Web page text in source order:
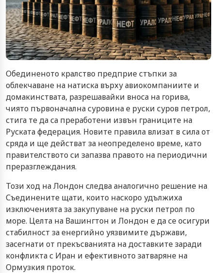
Обединеното кралство предприе стъпки за
облекчаване на натиска върху авиокомпаниите и
домакинствата, разрешавайки вноса на горива,
чиято първоначална суровина е руски суров петрол,
стига те да са преработени извън границите на
Руската федерация. Новите правила влизат в сила от
сряда и ще действат за неопределено време, като
правителството си запазва правото на периодични
преразглеждания.
Този ход на Лондон следва аналогично решение на
Съединените щати, които наскоро удължиха
изключенията за закупуване на руски петрол по
море. Целта на Вашингтон и Лондон е да се осигури
стабилност за енергийно уязвимите държави,
засегнати от прекъсванията на доставките заради
конфликта с Иран и ефективното затваряне на
Ормузкия проток.